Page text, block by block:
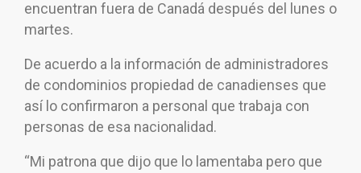
encuentran fuera de Canadá después del lunes o
martes.
De acuerdo a la información de administradores
de condominios propiedad de canadienses que
así lo confirmaron a personal que trabaja con
personas de esa nacionalidad.
“Mi patrona que dijo que lo lamentaba pero que